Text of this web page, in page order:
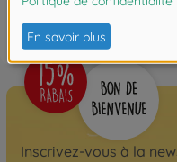
FAQ
Inscrivez-vous à la